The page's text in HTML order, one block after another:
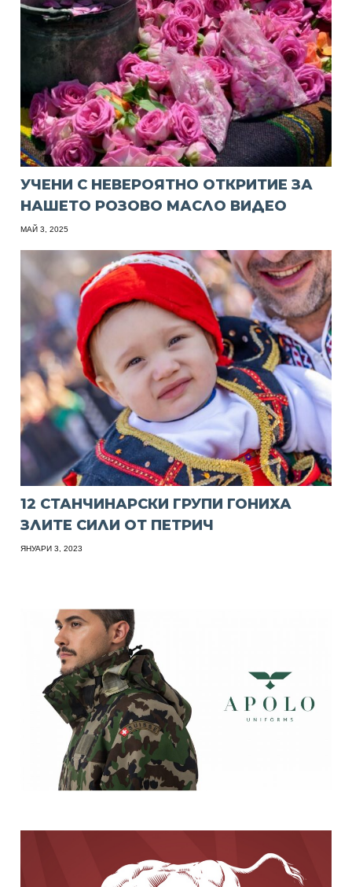
УЧЕНИ С НЕВЕРОЯТНО ОТКРИТИЕ ЗА
НАШЕТО РОЗОВО МАСЛО ВИДЕО
МАЙ 3, 2025
12 СТАНЧИНАРСКИ ГРУПИ ГОНИХА
ЗЛИТЕ СИЛИ ОТ ПЕТРИЧ
ЯНУАРИ 3, 2023